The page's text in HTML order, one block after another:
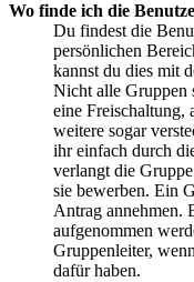
Wo finde ich die
Du findest die
persönlichen
kannst du dies mit
Nicht alle Gruppen
eine Freischaltung,
weitere sogar
ihr einfach durch
verlangt die
sie bewerben. Ein
Antrag annehmen.
aufgenommen
Gruppenleiter,
dafür haben.